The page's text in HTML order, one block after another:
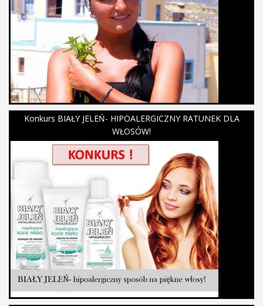
Konkurs BIAŁY JELEŃ- HIPOALERGICZNY RATUNEK DLA
WŁOSÓW!